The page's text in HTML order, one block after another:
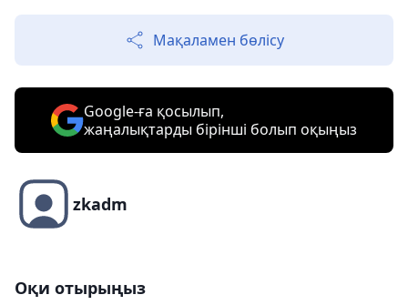
Мақаламен бөлісу
Google-ға қосылып,
жаңалықтарды бірінші болып оқыңыз
zkadm
Оқи отырыңыз